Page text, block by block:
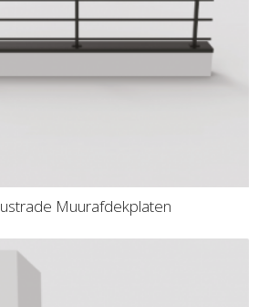
Muurafdekplaten